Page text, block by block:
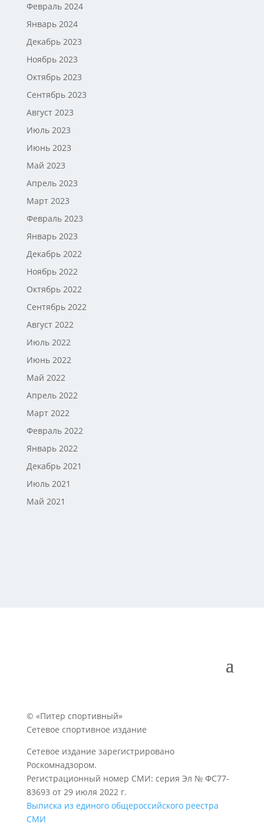
Февраль 2024
Январь 2024
Декабрь 2023
Ноябрь 2023
Октябрь 2023
Сентябрь 2023
Август 2023
Июль 2023
Июнь 2023
Май 2023
Апрель 2023
Март 2023
Февраль 2023
Январь 2023
Декабрь 2022
Ноябрь 2022
Октябрь 2022
Сентябрь 2022
Август 2022
Июль 2022
Июнь 2022
Май 2022
Апрель 2022
Март 2022
Февраль 2022
Январь 2022
Декабрь 2021
Июль 2021
Май 2021
© «Питер спортивный»
Сетевое спортивное издание
Сетевое издание зарегистрировано
Роскомнадзором.
Регистрационный номер СМИ: серия Эл № ФС77-
83693 от 29 июля 2022 г.
Выписка из единого общероссийского реестра
СМИ